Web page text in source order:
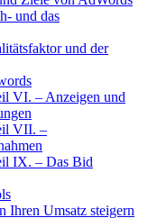
und das
und der
VI. – Anzeigen und
VII. –
IX. – Das Bid
Ihren Umsatz steigern